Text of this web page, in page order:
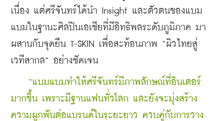
เนื่อง แต่ศรีจันทร์ได้นำ Insight และตัวตนของแบม
แบมในฐานะศิลปินเอเชียที่มีอิทธิพลระดับภูมิภาค มา
ผสานกับจุดยืน T-SKIN เพื่อสะท้อนภาพ “ผิวไทยสู่
เวทีสากล” อย่างชัดเจน
“แบมแบมทำให้ศรีจันทร์มีภาพลักษณ์ที่อินเตอร์
มากขึ้น เพราะมีฐานแฟนทั่วโลก และยังจะมุ่งสร้าง
ความผูกพันต่อแบรนด์ในระยะยาว ควบคู่กับการวาง